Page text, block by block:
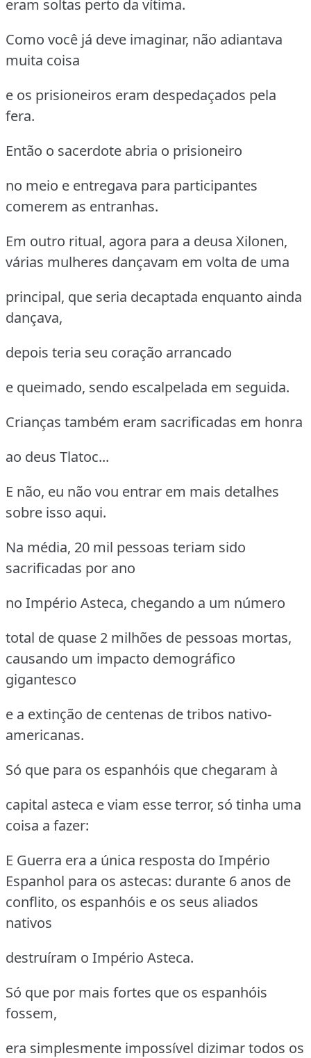
eram soltas perto da vítima.
Como você já deve imaginar, não adiantava
muita coisa
e os prisioneiros eram despedaçados pela
fera.
Então o sacerdote abria o prisioneiro
no meio e entregava para participantes
comerem as entranhas.
Em outro ritual, agora para a deusa Xilonen,
várias mulheres dançavam em volta de uma
principal, que seria decaptada enquanto ainda
dançava,
depois teria seu coração arrancado
e queimado, sendo escalpelada em seguida.
Crianças também eram sacrificadas em honra
ao deus Tlatoc...
E não, eu não vou entrar em mais detalhes
sobre isso aqui.
Na média, 20 mil pessoas teriam sido
sacrificadas por ano
no Império Asteca, chegando a um número
total de quase 2 milhões de pessoas mortas,
causando um impacto demográfico
gigantesco
e a extinção de centenas de tribos nativo-
americanas.
Só que para os espanhóis que chegaram à
capital asteca e viam esse terror, só tinha uma
coisa a fazer:
E Guerra era a única resposta do Império
Espanhol para os astecas: durante 6 anos de
conflito, os espanhóis e os seus aliados
nativos
destruíram o Império Asteca.
Só que por mais fortes que os espanhóis
fossem,
era simplesmente impossível dizimar todos os